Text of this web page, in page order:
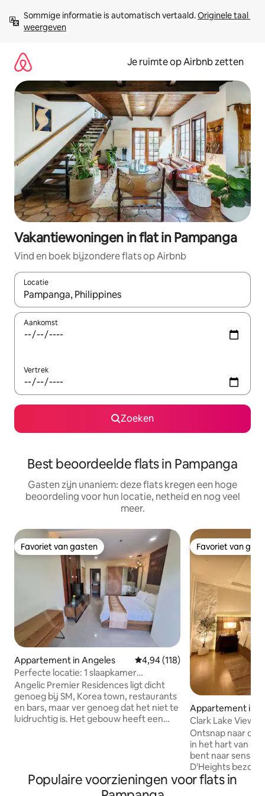
direct
naar
Sommige informatie is automatisch vertaald. Originele taal
weergeven
Je ruimte op Airbnb zetten
Vakantiewoningen in flat in Pampanga
Vind en boek bijzondere flats op Airbnb
Locatie
Wanneer er suggesties beschikbaar zijn, maak je een keuze
Aankomst
Vertrek
Zoeken
Best beoordeelde flats in Pampanga
Gasten zijn unaniem: deze flats kregen een hoge
beoordeling voor hun locatie, netheid en nog veel
meer.
Favoriet van gasten
Favoriet van gasten
Appartement in Angeles Gemiddelde beoordeling van
4,94 (118)
Perfecte locatie: 1 slaapkamer
appartement 400Mbps internet
Angelic Premier Residences ligt dicht
genoeg bij SM, Korea town, restaurants
en bars, maar ver genoeg dat het niet te
luidruchtig is. Het gebouw heeft een
appartement op basis van wie het eerst
komt, het eerst maalt + extra
Favoriet van
Favoriet van
Appartement in
Clark Lake View
dicht bij de
Ontsnap naar dit
in het hart van
bent naar
D'Heights
in de buurt van
Populaire voorzieningen voor flats in